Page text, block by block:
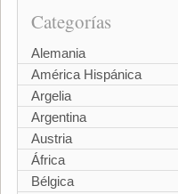
Categorías
Alemania
América Hispánica
Argelia
Argentina
Austria
África
Bélgica